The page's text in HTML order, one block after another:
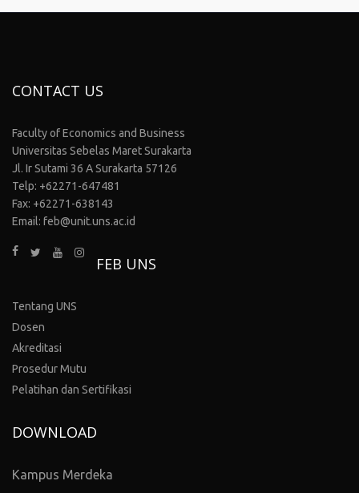
CONTACT US
Faculty of Economics and Business
Universitas Sebelas Maret Surakarta
Jl. Ir Sutami 36 A Surakarta 57126
Telp: +62271-647481
Fax: +62271-638143
Email: feb@unit.uns.ac.id
FEB UNS
Tentang UNS
Dosen
Akreditasi
Prosedur Mutu
Pelatihan dan Sertifikasi
DOWNLOAD
Kampus Merdeka